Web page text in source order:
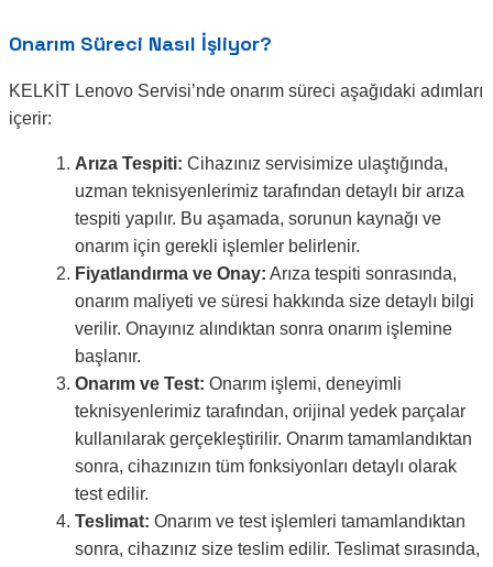
Onarım Süreci Nasıl İşliyor?
KELKİT Lenovo Servisi’nde onarım süreci aşağıdaki adımları
içerir:
Arıza Tespiti: Cihazınız servisimize ulaştığında,
uzman teknisyenlerimiz tarafından detaylı bir arıza
tespiti yapılır. Bu aşamada, sorunun kaynağı ve
onarım için gerekli işlemler belirlenir.
Fiyatlandırma ve Onay: Arıza tespiti sonrasında,
onarım maliyeti ve süresi hakkında size detaylı bilgi
verilir. Onayınız alındıktan sonra onarım işlemine
başlanır.
Onarım ve Test: Onarım işlemi, deneyimli
teknisyenlerimiz tarafından, orijinal yedek parçalar
kullanılarak gerçekleştirilir. Onarım tamamlandıktan
sonra, cihazınızın tüm fonksiyonları detaylı olarak
test edilir.
Teslimat: Onarım ve test işlemleri tamamlandıktan
sonra, cihazınız size teslim edilir. Teslimat sırasında,